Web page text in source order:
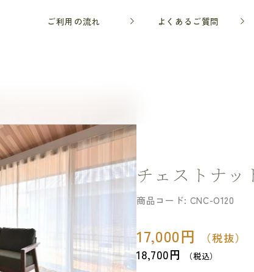
ご利用の流れ よくあるご質問
チェストナッ
17,000円 （税抜）
18,700円 （税込）
商品コード: CNC-O120